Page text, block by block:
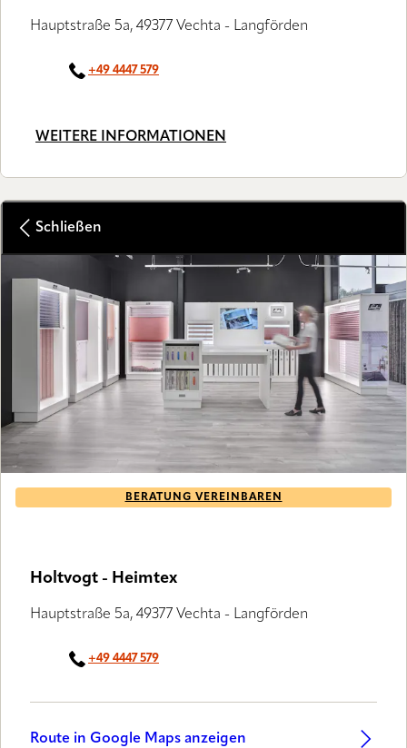
Hauptstraße 5a, 49377 Vechta - Langförden
+49 4447 579
WEITERE INFORMATIONEN
Schließen
BERATUNG VEREINBAREN
Holtvogt - Heimtex
Hauptstraße 5a, 49377 Vechta - Langförden
+49 4447 579
Route in Google Maps anzeigen